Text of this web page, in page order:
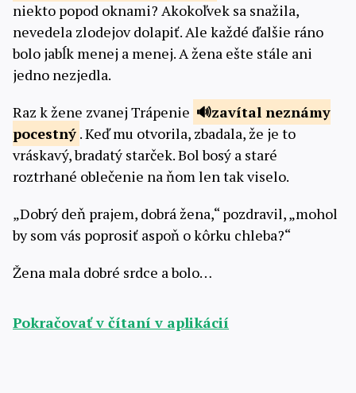
niekto popod oknami? Akokoľvek sa snažila,
nevedela zlodejov dolapiť. Ale každé ďalšie ráno
bolo jabĺk menej a menej. A žena ešte stále ani
jedno nezjedla.
Raz k žene zvanej Trápenie
zavítal neznámy
pocestný . Keď mu otvorila, zbadala, že je to
vráskavý, bradatý starček. Bol bosý a staré
roztrhané oblečenie na ňom len tak viselo.
„Dobrý deň prajem, dobrá žena,“ pozdravil, „mohol
by som vás poprosiť aspoň o kôrku chleba?“
Žena mala dobré srdce a bolo…
Pokračovať v čítaní v aplikácií